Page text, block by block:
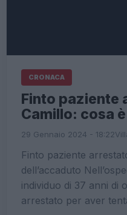
CRONACA
Finto paziente
Camillo: cosa
29 Gennaio 2024 - 18:22
Finto paziente
dell’accaduto
individuo di 37 anni di
arrestato per aver